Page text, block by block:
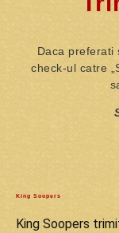
Daca preferati
check-ul catre
King Soopers
King Soopers